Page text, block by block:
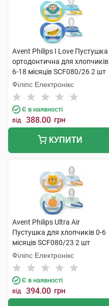
Avent Philips I Love Пустушка
ортодонтична для хлопчиків
6-18 місяців SCF080/26 2 шт
Філіпс Електронікс
Є в наявності
від 388.00 грн
КУПИТИ
Avent Philips Ultra Air
Пустушка для хлопчиків 0-6
місяців SCF080/23 2 шт
Філіпс Електронікс
Є в наявності
від 394.00 грн